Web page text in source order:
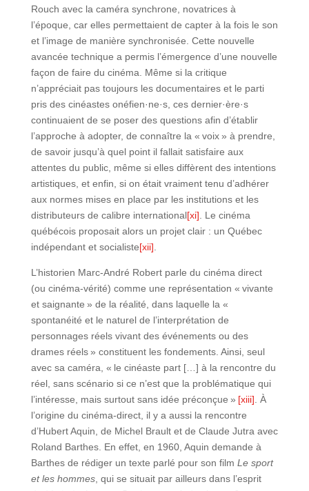
Rouch avec la caméra synchrone, novatrices à
l’époque, car elles permettaient de capter à la fois le son
et l’image de manière synchronisée. Cette nouvelle
avancée technique a permis l’émergence d’une nouvelle
façon de faire du cinéma. Même si la critique
n’appréciait pas toujours les documentaires et le parti
pris des cinéastes onéfien·ne·s, ces dernier·ère·s
continuaient de se poser des questions afin d’établir
l’approche à adopter, de connaître la « voix » à prendre,
de savoir jusqu’à quel point il fallait satisfaire aux
attentes du public, même si elles diffèrent des intentions
artistiques, et enfin, si on était vraiment tenu d’adhérer
aux normes mises en place par les institutions et les
distributeurs de calibre international[xi]. Le cinéma
québécois proposait alors un projet clair : un Québec
indépendant et socialiste[xii].
L’historien Marc-André Robert parle du cinéma direct
(ou cinéma-vérité) comme une représentation « vivante
et saignante » de la réalité, dans laquelle la «
spontanéité et le naturel de l’interprétation de
personnages réels vivant des événements ou des
drames réels » constituent les fondements. Ainsi, seul
avec sa caméra, « le cinéaste part […] à la rencontre du
réel, sans scénario si ce n’est que la problématique qui
l’intéresse, mais surtout sans idée préconçue » [xiii]. À
l’origine du cinéma-direct, il y a aussi la rencontre
d’Hubert Aquin, de Michel Brault et de Claude Jutra avec
Roland Barthes. En effet, en 1960, Aquin demande à
Barthes de rédiger un texte parlé pour son film Le sport
et les hommes, qui se situait par ailleurs dans l’esprit